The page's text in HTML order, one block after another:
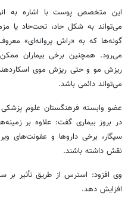
این متخصص پوست با اشاره به
می‌تواند به شکل حاد، تحت‌حاد یا
گونه‌ها که به «راش پروانه‌ای»
می‌رود. همچنین برخی بیماران
ریزش مو و حتی ریزش موی
می‌تواند دائمی باشد.
عضو وابسته فرهنگستان علوم
در بروز بیماری گفت: علاوه بر
سیگار، برخی داروها و عفونت‌های
نقش داشته باشند.
وی افزود: استرس از طریق تأثیر بر
افزایش دهد.